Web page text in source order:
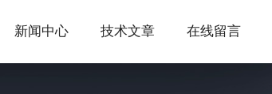
新闻中心 技术文章 在线留言